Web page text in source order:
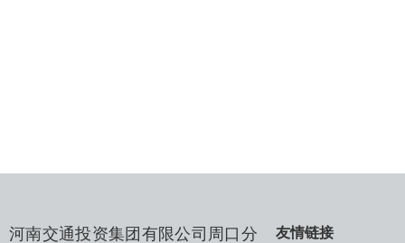
河南交通投资集团有限公司周口分
友情链接